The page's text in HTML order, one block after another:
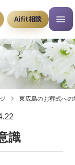
Aifit相談
東広島のお葬式への
識